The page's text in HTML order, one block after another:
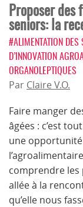
Proposer des
seniors: la
#ALIMENTATION DES
D’INNOVATION
ORGANOLEPTIQUES
Par Claire V.O.
Faire manger
âgées : c’est
une
comprendre les
allée à la
qu’elle nous